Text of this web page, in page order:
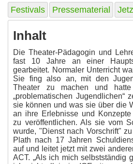
Festivals
Pressematerial
Inhalt
Die Theater-Pädagogin und
fast 10 Jahre an einer
gearbeitet. Normaler Unterricht
Sie fing also an, mit den
Theater zu machen und
„problematischen Jugendlichen“
sie können und was sie über die
an ihre Erlebnisse und Konzepte
zu veröffentlichen. Als sie vom
wurde, "Dienst nach Vorschrift"
Plath nach 17 Jahren
auf und leitet jetzt mit zwei
ACT. „Als ich mich selbstständig